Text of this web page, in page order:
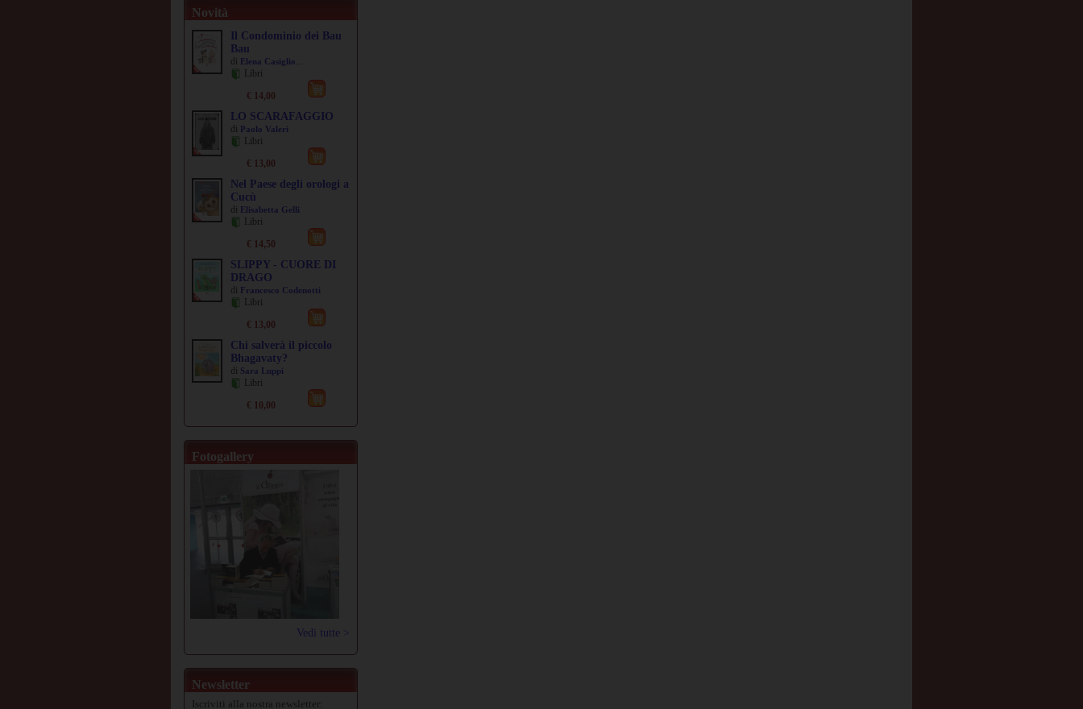
Novità
Il Condominio dei Bau
Bau
di Elena Casiglio...
Libri
€ 14,00
LO SCARAFAGGIO
di Paolo Valeri
Libri
€ 13,00
Nel Paese degli orologi a
Cucù
di Elisabetta Gelli
Libri
€ 14,50
SLIPPY - CUORE DI
DRAGO
di Francesco Codenotti
Libri
€ 13,00
Chi salverà il piccolo
Bhagavaty?
di Sara Luppi
Libri
€ 10,00
Fotogallery
Vedi tutte >
Newsletter
Iscriviti alla nostra newsletter: